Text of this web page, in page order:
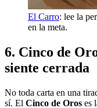
El Carro: lee la
en la meta.
6. Cinco de
siente cerrada
No toda carta en una
sí. El Cinco de Oros es